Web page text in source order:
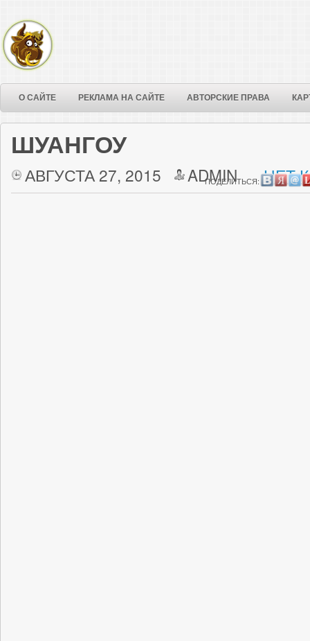
О САЙТЕ РЕКЛАМА НА САЙТЕ АВТОРСКИЕ ПРАВА
ШУАНГОУ
АВГУСТА 27, 2015 ADMIN НЕТ
ПОДЕЛИТЬСЯ: